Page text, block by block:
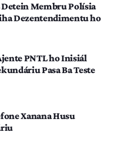
Membru Polísia
Dezentendimentu ho
PNTL ho Inisiál
Pasa Ba Teste
Xanana Husu